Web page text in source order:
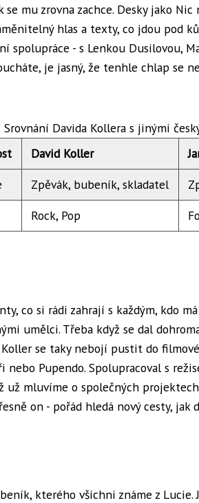
mu zrovna zachce. Desky jako
hlas a texty, co jdou pod
spolupráce - s Lenkou Dusilovou,
je jasný, že tenhle chlap se
Srovnání Davida Kollera s jinými
David Koller
Zpěvák, bubeník, skladatel
Rock, Pop
co si rádi zahrají s každým, kdo
umělci. Třeba když se dal
Koller se taky nebojí pustit do
Pupendo. Spolupracoval s
už mluvíme o společných
on - pořád hledá nový cesty,
kterého všichni známe z